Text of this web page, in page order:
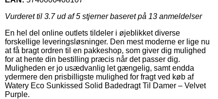
Vurderet til 3.7ud af 5 stjerner baseret på 13 anmeldelser
En hel del online outlets tildeler i øjeblikket diverse
forskellige leveringsløsninger. Den mest moderne er lige nu
at få bragt ordren til en pakkeshop, som giver dig mulighed
for at hente din bestilling præcis når det passer dig.
Muligheden er jo usædvanlig let gængelig, samt endda
ydermere den prisbilligste mulighed for fragt ved køb af
Watery Eco Sunkissed Solid Badedragt Til Damer – Velvet
Purple.